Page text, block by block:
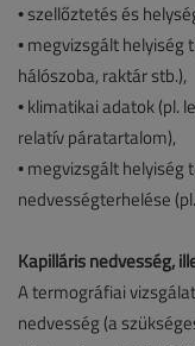
• szellőztetés és
• megvizsgált helyiség
hálószoba, raktár stb.),
• klimatikai adatok (pl.
relatív páratartalom),
• megvizsgált helyiség
nedvességterhelése
Kapilláris nedvesség,
A termográfiai
nedvesség (a